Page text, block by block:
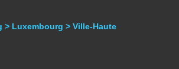
> Luxembourg > Ville-Haute